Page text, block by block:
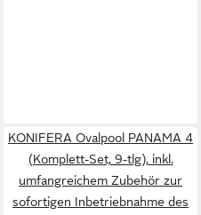
KONIFERA Ovalpool PANAMA 4
(Komplett-Set, 9-tlg), inkl.
umfangreichem Zubehör zur
sofortigen Inbetriebnahme des